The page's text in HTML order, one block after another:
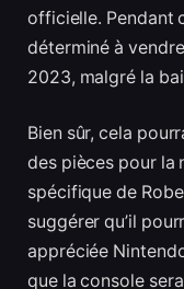
officielle. Pendant
déterminé à
2023, malgré la
Bien sûr, cela
des pièces pour la
spécifique de
suggérer qu’il
appréciée
que la console